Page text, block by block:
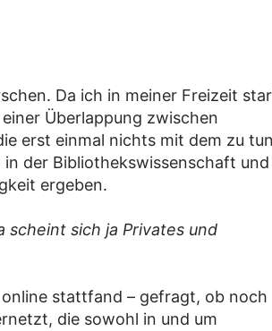
Da ich in meiner Freizeit
Überlappung zwischen
erst einmal nichts mit dem zu tun
der Bibliothekswissenschaft und
ergeben.
scheint sich ja Privates und
stattfand – gefragt, ob noch
die sowohl in und um